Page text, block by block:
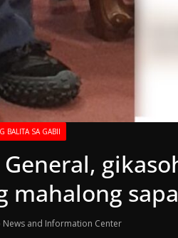
BALITA SA GABII
General,
mahalong
News and Information Center